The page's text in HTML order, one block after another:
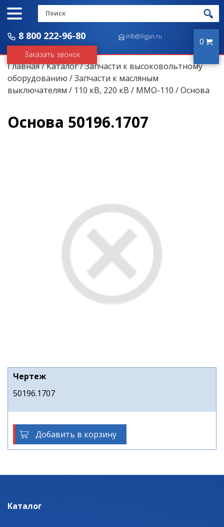
8 800 222-96-80
Заказать звонок
info@iligan.ru 0
Главная/Каталог/Запчасти к высоковольтному
оборудованию /Запчасти к масляным
выключателям / 110 кВ, 220 кВ / ММО-110 / Основа
Основа 50196.1707
Чертеж
50196.1707
Добавить в корзину
Каталог